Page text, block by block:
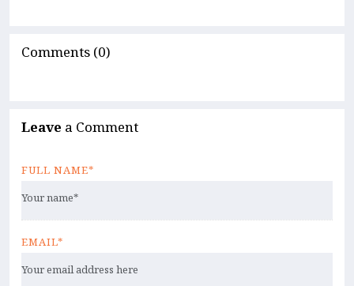
Comments (0)
Leave a Comment
FULL NAME*
EMAIL*